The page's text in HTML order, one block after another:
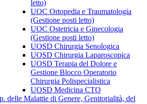
letto)
UOC Ortopedia e Traumatologia
(Gestione posti letto)
UOC Ostetricia e Ginecologia
(Gestione posti letto)
UOSD Chirurgia Senologica
UOSD Chirurgia Laparoscopica
UOSD Terapia del Dolore e
Gestione Blocco Operatorio
Chirurgia Polispecialistica
UOSD Medicina CTO
delle Malattie di Genere, Genitorialità, del